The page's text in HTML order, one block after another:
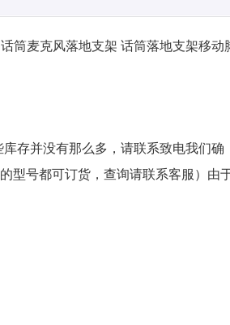
筒麦克风落地支架 话筒落地支架移动
存并没有那么多，请联系致电我们确
型号都可订货，查询请联系客服）由